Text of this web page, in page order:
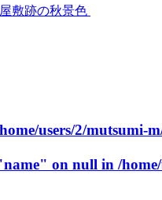
敷跡の秋景色
users/2/mutsumi-
on null in /